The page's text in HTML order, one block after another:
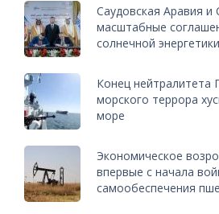
Саудовская Аравия и
масштабные
солнечной энергетики
Конец нейтралитета
морского террора
море
Экономическое
впервые с начала
самообеспечения